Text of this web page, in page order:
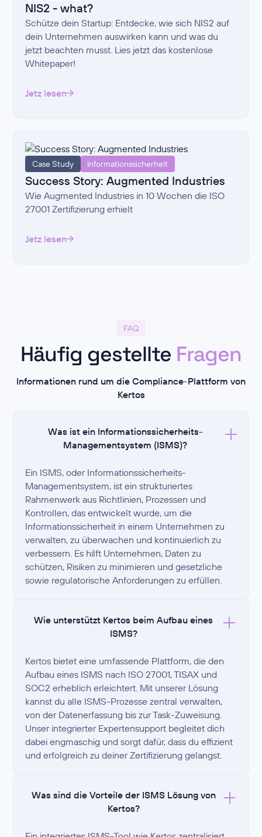
NIS2 - what?
Schütze dein Startup: Entdecke, wie sich NIS2 auf
dein Unternehmen auswirken kann und was du
jetzt beachten musst. Lies jetzt das kostenlose
Whitepaper!
Jetz lesen
Case Study Informationssicherheit
Success Story: Augmented Industries
Wie Augmented Industries in 10 Wochen die ISO
27001 Zertifizierung erhielt
Jetz lesen
FAQ
Häufig gestellte Fragen
Informationen rund um die Compliance-Plattform von
Kertos
Was ist ein Informationssicherheits-
Managementsystem (ISMS)?
Ein ISMS, oder Informationssicherheits-
Managementsystem, ist ein strukturiertes
Rahmenwerk aus Richtlinien, Prozessen und
Kontrollen, das entwickelt wurde, um die
Informationssicherheit in einem Unternehmen zu
verwalten, zu überwachen und kontinuierlich zu
verbessern. Es hilft Unternehmen, Daten zu
schützen, Risiken zu minimieren und gesetzliche
sowie regulatorische Anforderungen zu erfüllen.
Wie unterstützt Kertos beim Aufbau eines
ISMS?
Kertos bietet eine umfassende Plattform, die den
Aufbau eines ISMS nach ISO 27001, TISAX und
SOC2 erheblich erleichtert. Mit unserer Lösung
kannst du alle ISMS-Prozesse zentral verwalten,
von der Datenerfassung bis zur Task-Zuweisung.
Unser integrierter Expertensupport begleitet dich
dabei engmaschig und sorgt dafür, dass du effizient
und erfolgreich zu deiner Zertifizierung gelangst.
Was sind die Vorteile der ISMS Lösung von
Kertos?